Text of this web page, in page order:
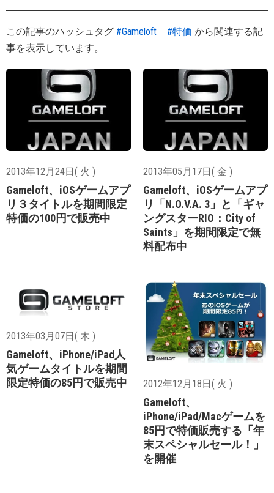
この記事のハッシュタグ #Gameloft #特価 から関連する記
事を表示しています。
2013年12月24日( 火 )
Gameloft、iOSゲームアプ
リ３タイトルを期間限定
特価の100円で販売中
2013年05月17日( 金 )
Gameloft、iOSゲームアプ
リ「N.O.V.A. 3」と「ギャ
ングスターRIO：City of
Saints」を期間限定で無
料配布中
2013年03月07日( 木 )
Gameloft、iPhone/iPad人
気ゲームタイトルを期間
限定特価の85円で販売中
2012年12月18日( 火 )
Gameloft、
iPhone/iPad/Macゲームを
85円で特価販売する「年
末スペシャルセール！」
を開催